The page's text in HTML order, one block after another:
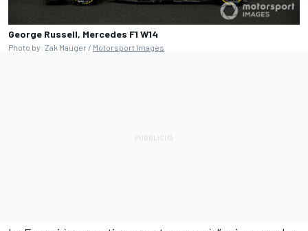
George Russell, Mercedes F1 W14
Photo by: Zak Mauger / Motorsport Images